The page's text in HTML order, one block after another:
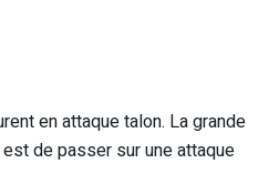
en attaque talon. La grande
de passer sur une attaque